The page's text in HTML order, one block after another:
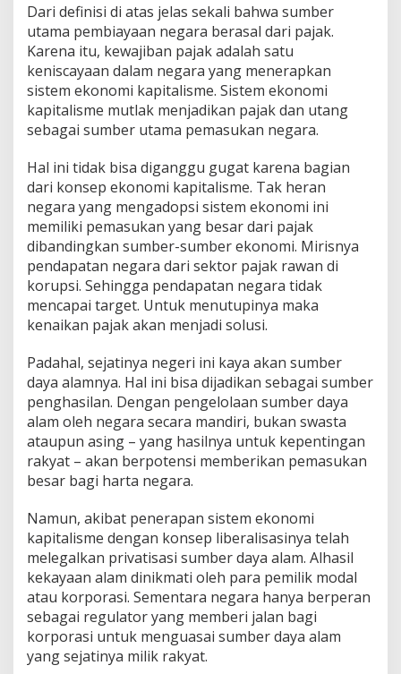
Dari definisi di atas jelas sekali bahwa sumber
utama pembiayaan negara berasal dari pajak.
Karena itu, kewajiban pajak adalah satu
keniscayaan dalam negara yang menerapkan
sistem ekonomi kapitalisme. Sistem ekonomi
kapitalisme mutlak menjadikan pajak dan utang
sebagai sumber utama pemasukan negara.
Hal ini tidak bisa diganggu gugat karena bagian
dari konsep ekonomi kapitalisme. Tak heran
negara yang mengadopsi sistem ekonomi ini
memiliki pemasukan yang besar dari pajak
dibandingkan sumber-sumber ekonomi. Mirisnya
pendapatan negara dari sektor pajak rawan di
korupsi. Sehingga pendapatan negara tidak
mencapai target. Untuk menutupinya maka
kenaikan pajak akan menjadi solusi.
Padahal, sejatinya negeri ini kaya akan sumber
daya alamnya. Hal ini bisa dijadikan sebagai sumber
penghasilan. Dengan pengelolaan sumber daya
alam oleh negara secara mandiri, bukan swasta
ataupun asing – yang hasilnya untuk kepentingan
rakyat – akan berpotensi memberikan pemasukan
besar bagi harta negara.
Namun, akibat penerapan sistem ekonomi
kapitalisme dengan konsep liberalisasinya telah
melegalkan privatisasi sumber daya alam. Alhasil
kekayaan alam dinikmati oleh para pemilik modal
atau korporasi. Sementara negara hanya berperan
sebagai regulator yang memberi jalan bagi
korporasi untuk menguasai sumber daya alam
yang sejatinya milik rakyat.